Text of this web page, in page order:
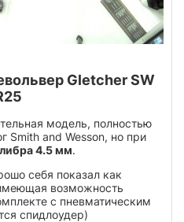
Gletcher SW
модель, полностью
Smith and Wesson, но при
4.5 мм.
себя показал как
возможность
с пневматическим
спидлоудер)